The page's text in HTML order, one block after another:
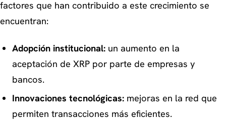
factores que han contribuido a este crecimiento se
encuentran:
Adopción institucional:un aumento en la
aceptación de XRP por parte de empresas y
bancos.
Innovaciones tecnológicas:mejoras en la red que
permiten transacciones más eficientes.